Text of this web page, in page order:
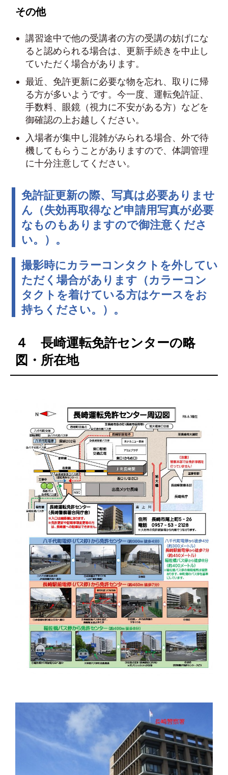
その他
講習途中で他の受講者の方の受講の妨げにな
ると認められる場合は、更新手続きを中止し
ていただく場合があります。
最近、免許更新に必要な物を忘れ、取りに帰
る方が多いようです。今一度、運転免許証、
手数料、眼鏡（視力に不安がある方）などを
御確認の上お越しください。
入場者が集中し混雑がみられる場合、外で待
機してもらうことがありますので、体調管理
に十分注意してください。
免許証更新の際、写真は必要ありませ
ん（失効再取得など申請用写真が必要
なものもありますので御注意くださ
い。）。
撮影時にカラーコンタクトを外してい
ただく場合があります（カラーコン
タクトを着けている方はケースをお
持ちください。）。
４ 長崎運転免許センターの略
図・所在地